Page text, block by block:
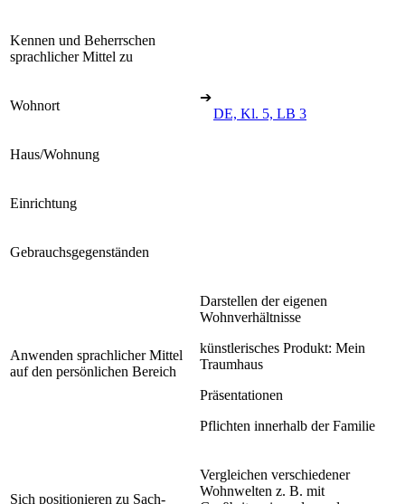
Kennen und Beherrschen
sprachlicher Mittel zu
Wohnort
➔
DE, Kl. 5, LB 3
Haus/Wohnung
Einrichtung
Gebrauchsgegenständen
Anwenden sprachlicher Mittel
auf den persönlichen Bereich
Darstellen der eigenen
Wohnverhältnisse
künstlerisches Produkt: Mein
Traumhaus
Präsentationen
Pflichten innerhalb der Familie
Sich positionieren zu Sach-
Vergleichen verschiedener
Wohnwelten z. B. mit